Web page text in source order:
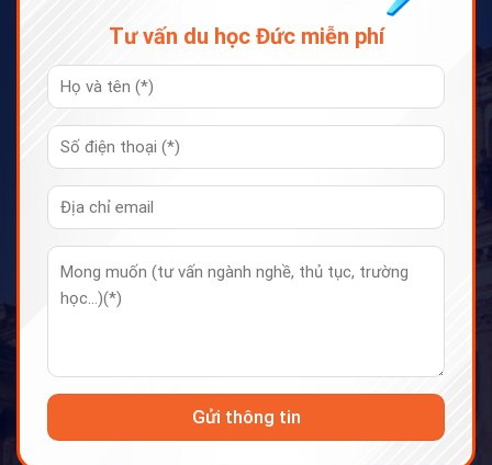
Tư vấn du học Đức miễn phí